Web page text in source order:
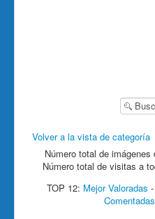
Volver a la vista de categoría
Número total de
Número total de visitas a
TOP 12: Mejor Valoradas -
Comentadas